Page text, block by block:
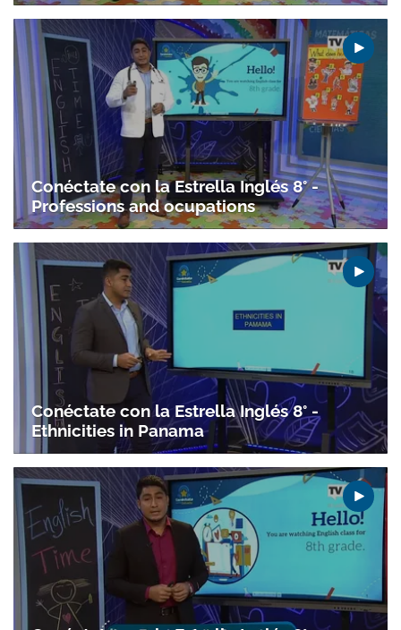
Gracias por suscribirte a nuestro boletín.
ACEPTAR
Conéctate con la Estrella Inglés 8° -
Professions and ocupations
Conéctate con la Estrella Inglés 8° -
Ethnicities in Panama